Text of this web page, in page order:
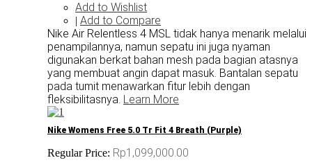
Add to Wishlist
Add to Compare
Nike Air Relentless 4 MSL tidak hanya menarik melalui
penampilannya, namun sepatu ini juga nyaman
digunakan berkat bahan mesh pada bagian atasnya
yang membuat angin dapat masuk. Bantalan sepatu
pada tumit menawarkan fitur lebih dengan
fleksibilitasnya. Learn More
Nike Womens Free 5.0 Tr Fit 4 Breath (Purple)
Regular Price: Rp1,099,000.00